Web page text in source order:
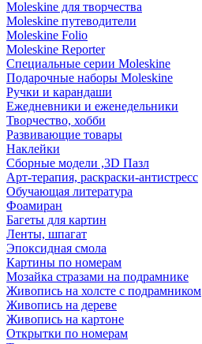
Moleskine для творчества
Moleskine путеводители
Moleskine Folio
Moleskine Reporter
Специальные серии Moleskine
Подарочные наборы Moleskine
Ручки и карандаши
Ежедневники и еженедельники
Творчество, хобби
Развивающие товары
Наклейки
Сборные модели ,3D Пазл
Арт-терапия, раскраски-антистресс
Обучающая литература
Фоамиран
Багеты для картин
Ленты, шпагат
Эпоксидная смола
Картины по номерам
Мозайка стразами на подрамнике
Живопись на холсте с подрамником
Живопись на дереве
Живопись на картоне
Открытки по номерам